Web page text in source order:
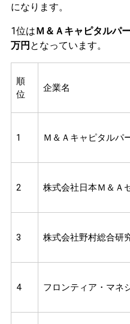
になります。
1位はＭ＆Ａキャピタルパ
万円 となっています。
順
位
企業名
1 Ｍ＆Ａキャピタルパ
2 株式会社日本Ｍ＆Ａ
3 株式会社野村総合研
4 フロンティア・マネ